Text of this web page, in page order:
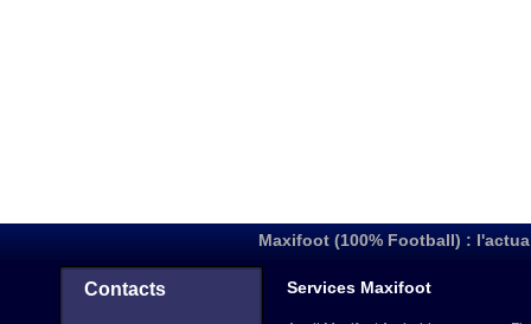
Maxifoot (100% Football) :
Contacts Services Maxifoot